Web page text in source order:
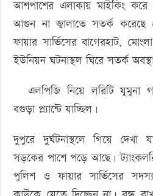
আশপাশের এলাকায় মাইকিং
আগুন না জ্বালাতে সতর্ক করেছে
ফায়ার সার্ভিসের বাগেরহাট,
ইউনিয়ন ঘটনাস্থল ঘিরে সতর্ক
এলপিজি নিয়ে লরিটি যুমুনা
বগুড়া প্ল্যান্টে যাচ্ছিল।
দুপুরে দুর্ঘটনাস্থলে গিয়ে দেখা
সড়কের পাশে পড়ে আছে।
পুলিশ ও ফায়ার সার্ভিসের